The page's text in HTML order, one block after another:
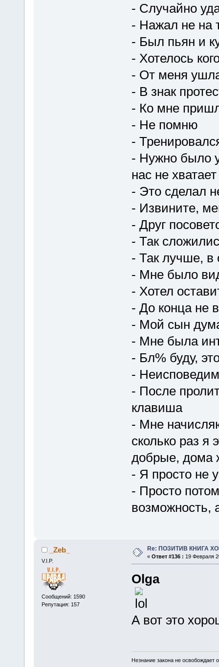
- Случайно
- Нажал не на
- Был пьян и
- Хотелось
- От меня
- В знак
- Ко мне
- Не помню
-
- Нужно было
нас не
- Это сделал
- Извините,
- Друг
- Так
- Так лучше, в
- Мне было
- Хотел
- До конца не
- Мой сын
- Мне была
- Бл% буду,
-
- После
клавиша
- Мне
сколько раз я
добрые, дома
- Я просто не
- Просто
возможность,
_Zeb_
V.I.P.
Сообщений: 1590
Репутация: 157
Re: ПОЗИТИВ КНИГА
« Ответ #136 : 19 Февраля
Olga
А вот это
Незнание закона не освобождает